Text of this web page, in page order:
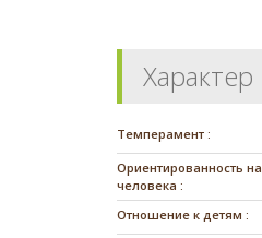
Характер
Темперамент :
Ориентированность на
человека :
Отношение к детям :